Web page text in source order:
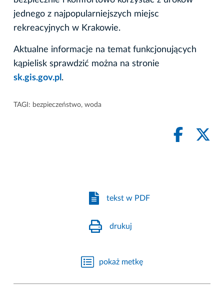
jednego z najpopularniejszych miejsc
rekreacyjnych w Krakowie.
Aktualne informacje na temat funkcjonujących
kąpielisk sprawdzić można na stronie
sk.gis.gov.pl .
TAGI: bezpieczeństwo, woda
tekst w PDF
drukuj
pokaż metkę